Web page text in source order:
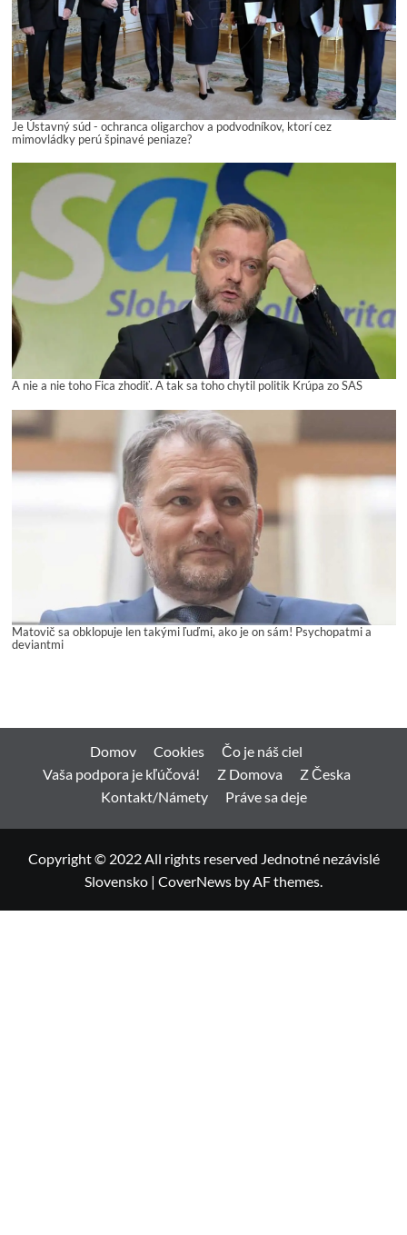
Je Ústavný súd - ochranca oligarchov a podvodníkov, ktorí cez
mimovládky perú špinavé peniaze?
A nie a nie toho Fica zhodiť. A tak sa toho chytil politik Krúpa zo SAS
Matovič sa obklopuje len takými ľuďmi, ako je on sám! Psychopatmi a
deviantmi
Domov Cookies
Čo je náš ciel
Vaša podpora je kľúčová!
Z Domova
Z Česka
Kontakt/Námety
Práve sa deje
Copyright © 2022 All rights reserved Jednotné nezávislé
Slovensko | CoverNews by AF themes.